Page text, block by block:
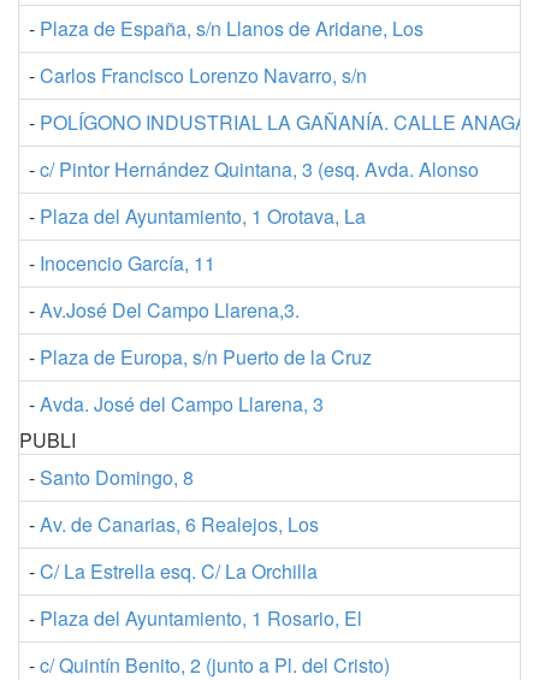
- Plaza de España, s/n Llanos de Aridane, Los
-Carlos Francisco Lorenzo Navarro, s/n
- POLÍGONO INDUSTRIAL LA GAÑANÍA. CALLE
-c/ Pintor Hernández Quintana, 3 (esq. Avda. Alonso
- Plaza del Ayuntamiento, 1 Orotava, La
- Inocencio García, 11
-Av.José Del Campo Llarena,3.
- Plaza de Europa, s/n Puerto de la Cruz
-Avda. José del Campo Llarena, 3
PUBLI
-Santo Domingo, 8
-Av. de Canarias, 6 Realejos, Los
-C/ La Estrella esq. C/ La Orchilla
- Plaza del Ayuntamiento, 1 Rosario, El
-c/ Quintín Benito, 2 (junto a Pl. del Cristo)